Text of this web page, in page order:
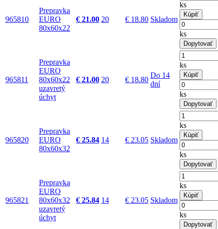
965810
Prepravka
EURO
80x60x22
€ 21.00 20 € 18.80 Skladom
ks
Kúpiť
ks
Dopytovať
965811
Prepravka
EURO
80x60x22
uzavretý
úchyt
€ 21.00 20 € 18.80
Do 14
dní
ks
Kúpiť
ks
Dopytovať
965820
Prepravka
EURO
80x60x32
€ 25.84 14 € 23.05 Skladom
ks
Kúpiť
ks
Dopytovať
965821
Prepravka
EURO
80x60x32
uzavretý
úchyt
€ 25.84 14 € 23.05 Skladom
ks
Kúpiť
ks
Dopytovať